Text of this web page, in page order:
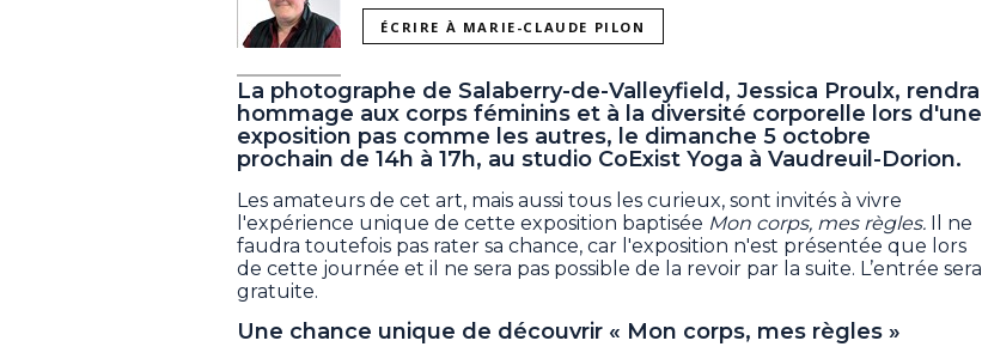
ÉCRIRE À MARIE-CLAUDE PILON
La photographe de Salaberry-de-Valleyfield, Jessica Proulx, rendra
hommage aux corps féminins et à la diversité corporelle lors d'une
exposition pas comme les autres, le dimanche 5 octobre
prochain de 14h à 17h, au studio CoExist Yoga à Vaudreuil-Dorion.
Les amateurs de cet art, mais aussi tous les curieux, sont invités à vivre
l'expérience unique de cette exposition baptisée Mon corps, mes règles. Il ne
faudra toutefois pas rater sa chance, car l'exposition n'est présentée que lors
de cette journée et il ne sera pas possible de la revoir par la suite. L’entrée sera
gratuite.
Une chance unique de découvrir « Mon corps, mes règles »